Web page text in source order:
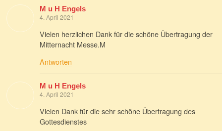
M u H Engels
4. April 2021
Vielen herzlichen Dank für die schöne Übertragung der
Mitternacht Messe.M
Antworten
M u H Engels
4. April 2021
Vielen Dank für die sehr schöne Übertragung des
Gottesdienstes